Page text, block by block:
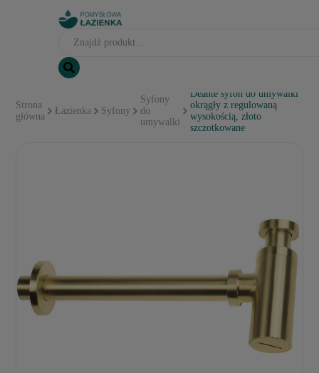
Strona
główna
Łazienka Syfony
Syfony
do
umywalki
Deante syfon do umywalki
okrągły z regulowaną
wysokością, złoto
szczotkowane